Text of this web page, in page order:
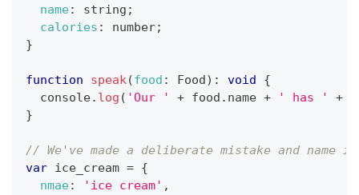
name: string ;
calories : number;
}
function speak(food : Food) : void
{
console. log ( 'Our ' + food . name + ' has ' +
}
// We've made a deliberate mistake and name
var ice_cream = {
nmae: 'ice cream' ,